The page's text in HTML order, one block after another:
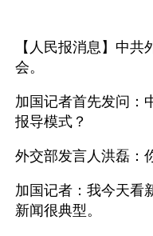
【人民报消息】中
会。
加国记者首先发问：
报导模式？
外交部发言人洪磊：
加国记者：我今天看
新闻很典型。